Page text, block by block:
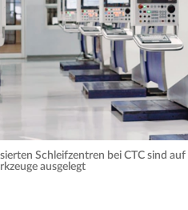
Schleifzentren bei CTC sind
ausgelegt